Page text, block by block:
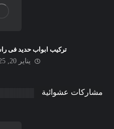
تركيب ابواب حديد فى راس
يناير 20, 2025
مشاركات عشوائية